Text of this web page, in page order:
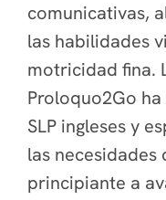
comunicativas,
las habilidades
motricidad fina.
Proloquo2Go
SLP ingleses y
las
principiante a